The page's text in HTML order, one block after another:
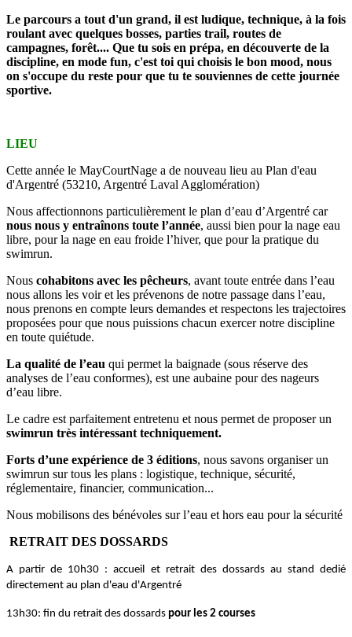
Le parcours a tout d'un grand, il est ludique, technique, à la fois
roulant avec quelques bosses, parties trail, routes de
campagnes, forêt.... Que tu sois en prépa, en découverte de la
discipline, en mode fun, c'est toi qui choisis le bon mood, nous
on s'occupe du reste pour que tu te souviennes de cette journée
sportive.
LIEU
Cette année le MayCourtNage a de nouveau lieu au Plan d'eau
d'Argentré (53210, Argentré Laval Agglomération)
Nous affectionnons particulièrement le plan d’eau d’Argentré car
nous nous y entraînons toute l’année, aussi bien pour la nage eau
libre, pour la nage en eau froide l’hiver, que pour la pratique du
swimrun.
Nous cohabitons avec les pêcheurs, avant toute entrée dans l’eau
nous allons les voir et les prévenons de notre passage dans l’eau,
nous prenons en compte leurs demandes et respectons les trajectoires
proposées pour que nous puissions chacun exercer notre discipline
en toute quiétude.
La qualité de l’eau qui permet la baignade (sous réserve des
analyses de l’eau conformes), est une aubaine pour des nageurs
d’eau libre.
Le cadre est parfaitement entretenu et nous permet de proposer un
swimrun très intéressant techniquement.
Forts d’une expérience de 3 éditions, nous savons organiser un
swimrun sur tous les plans : logistique, technique, sécurité,
réglementaire, financier, communication...
Nous mobilisons des bénévoles sur l’eau et hors eau pour la sécurité
RETRAIT DES DOSSARDS
A partir de 10h30 : accueil et retrait des dossards au stand dedié
directement au plan d'eau d'Argentré
13h30: fin du retrait des dossards pour les 2 courses